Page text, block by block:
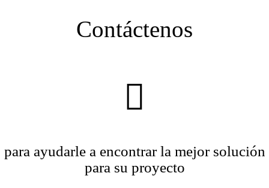
Contáctenos
para ayudarle a encontrar la mejor solución
para su proyecto